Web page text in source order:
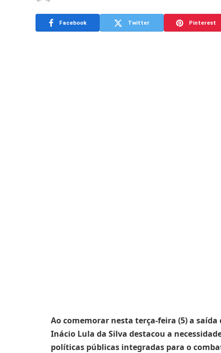
Facebook Twitter Pinterest
Ao comemorar nesta terça-feira (5) a
Inácio Lula da Silva destacou a
políticas públicas integradas para o